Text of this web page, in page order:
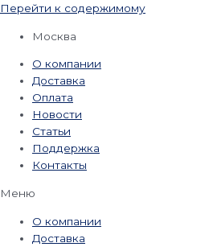
Перейти к содержимому
Москва
О компании
Доставка
Оплата
Новости
Статьи
Поддержка
Контакты
Меню
О компании
Доставка